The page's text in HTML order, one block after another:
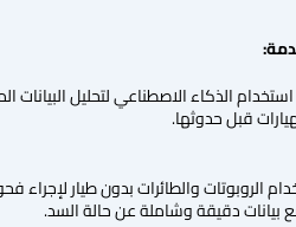
الذكاء الاصطناعي لتحليل
قبل حدوثها.
الروبوتات والطائرات بدون طيار
بيانات دقيقة وشاملة عن حالة السد.